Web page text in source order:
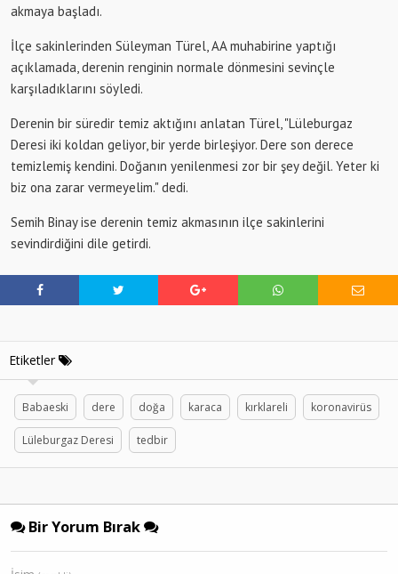
akmaya başladı.
İlçe sakinlerinden Süleyman Türel, AA muhabirine yaptığı
açıklamada, derenin renginin normale dönmesini sevinçle
karşıladıklarını söyledi.
Derenin bir süredir temiz aktığını anlatan Türel, "Lüleburgaz
Deresi iki koldan geliyor, bir yerde birleşiyor. Dere son derece
temizlemiş kendini. Doğanın yenilenmesi zor bir şey değil. Yeter ki
biz ona zarar vermeyelim." dedi.
Semih Binay ise derenin temiz akmasının ilçe sakinlerini
sevindirdiğini dile getirdi.
Etiketler
Babaeski dere doğa karaca kırklareli koronavirüs
Lüleburgaz Deresi tedbir
Bir Yorum Bırak